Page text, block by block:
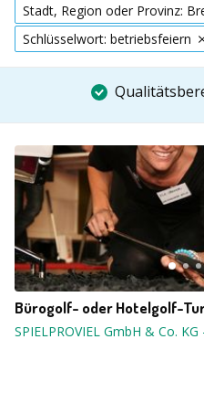
Stadt, Region oder Provinz:
Schlüsselwort: betriebsfeiern
Bürogolf- oder Hotelgolf-
SPIELPROVIEL GmbH & Co. KG